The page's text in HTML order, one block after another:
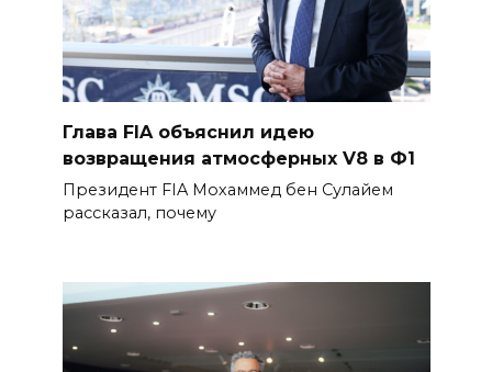
Глава FIA объяснил идею
возвращения атмосферных V8 в Ф1
Президент FIA Мохаммед бен Сулайем
рассказал, почему